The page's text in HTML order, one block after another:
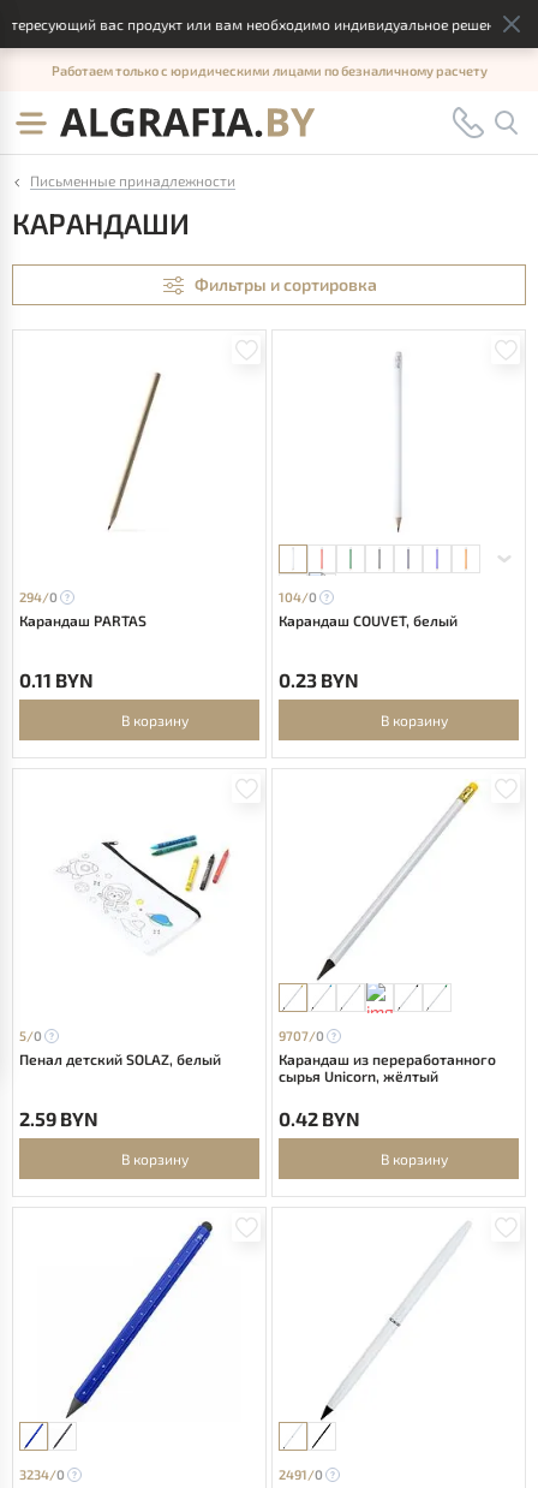
вас продукт или вам необходимо индивидуальное решение,
Работаем только с юридическими лицами по безналичному расчету
Письменные принадлежности
КАРАНДАШИ
Фильтры и сортировка
294/0
Карандаш PARTAS
0.11 BYN
В корзину
104/0
Карандаш COUVET, белый
0.23 BYN
В корзину
5/0
Пенал детский SOLAZ, белый
2.59 BYN
В корзину
9707/0
Карандаш из переработанного
сырья Unicorn, жёлтый
0.42 BYN
В корзину
3234/0 2491/0